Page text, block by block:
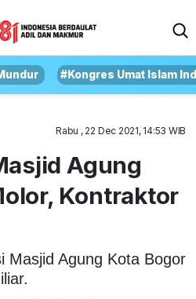
#Kongres Umat Islam
Rabu , 22 Dec 2021, 14:53 WIB
Agung
Kontraktor
Masjid Agung Kota Bogor